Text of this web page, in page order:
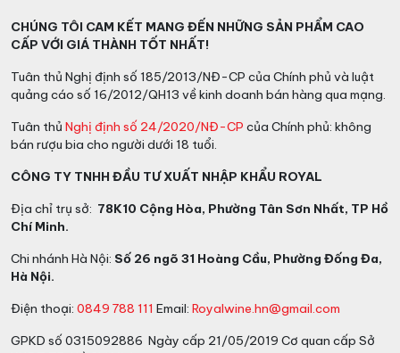
– Một số sản phẩm có thể trải qua lên men thứ hai để
chuyển đổi axit malic thành axit lactic, làm tăng tính
– Trước khi đóng chai, rượu vang có thể trải qua quá
trình phối trộn để tạo ra sự cân bằng và độ phức tạp
mong muốn. Sau đó, rượu sẽ được chọn lọc để loại bỏ
thực hiện các bước cuối cùng để đảm bảo rằng sản
vang được đóng chai và chuẩn bị để xuất đi thị trường.
CHÚNG TÔI CAM KẾT MANG ĐẾN NHỮNG SẢN PHẨM CAO
CẤP VỚI GIÁ THÀNH TỐT NHẤT!
Tuân thủ Nghị định số 185/2013/NĐ-CP của Chính phủ và luật
quảng cáo số 16/2012/QH13 về kinh doanh bán hàng qua mạng.
Tuân thủ Nghị định số 24/2020/NĐ-CP của Chính phủ: không
bán rượu bia cho người dưới 18 tuổi.
CÔNG TY TNHH ĐẦU TƯ XUẤT NHẬP KHẨU ROYAL
Địa chỉ trụ sở: 78K10 Cộng Hòa, Phường Tân Sơn Nhất, TP Hồ
Chí Minh.
Chi nhánh Hà Nội: Số 26 ngõ 31 Hoàng Cầu, Phường Đống Đa,
Hà Nội.
Điện thoại: 0849 788 111 Email: Royalwine.hn@gmail.com
GPKD số 0315092886 Ngày cấp 21/05/2019 Cơ quan cấp Sở